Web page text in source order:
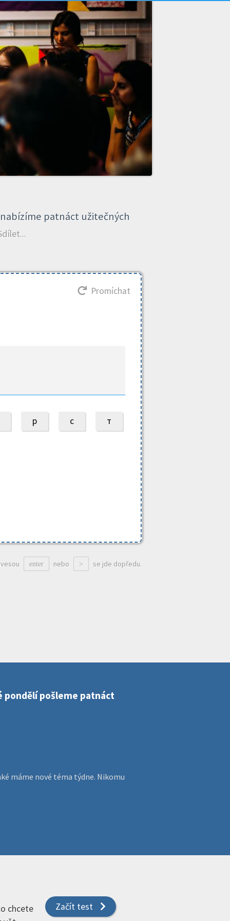
patnáct užitečných
Promíchat
р с т
enter nebo > se jde dopředu.
pondělí pošleme patnáct
máme nové téma týdne. Nikomu
Začít test
chcete